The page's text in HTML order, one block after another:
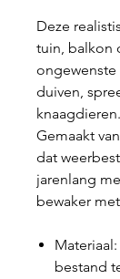
Deze
tuin, balkon
ongewenste
duiven,
knaagdieren.
Gemaakt
dat
jarenlang
bewaker
bestand